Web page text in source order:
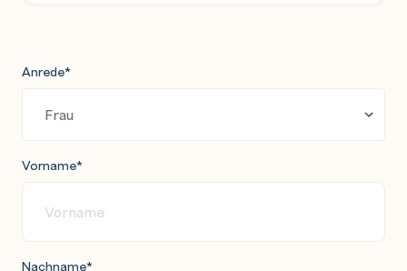
Anrede*
Vorname*
Nachname*